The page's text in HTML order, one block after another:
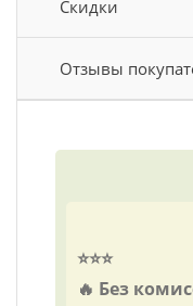
Скидки
Отзывы
⭐️⭐️⭐️
🔥 Без